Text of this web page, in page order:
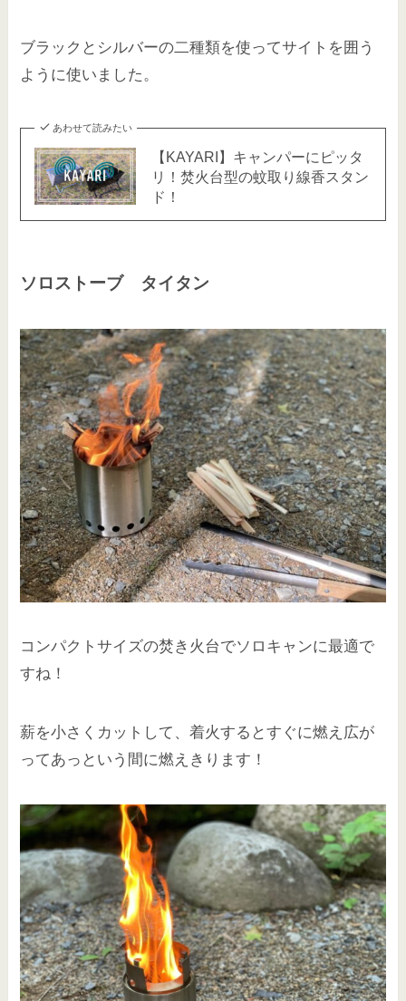
ブラックとシルバーの二種類を使ってサイトを囲う
ように使いました。
あわせて読みたい
【KAYARI】キャンパーにピッタ
リ！焚火台型の蚊取り線香スタン
ド！
ソロストーブ タイタン
コンパクトサイズの焚き火台でソロキャンに最適で
すね！
薪を小さくカットして、着火するとすぐに燃え広が
ってあっという間に燃えきります！